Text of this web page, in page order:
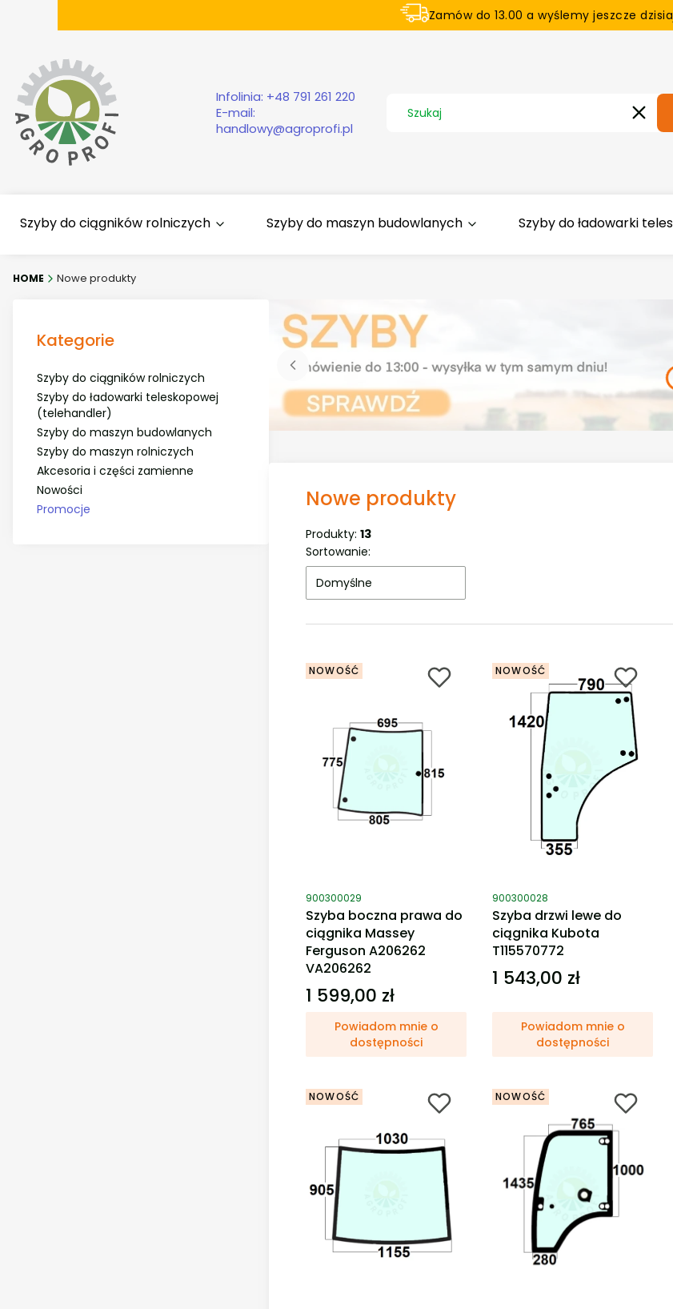
Zamów do 13.00 a wyślemy jeszcze
Infolinia: +48 791 261 220
E-mail:
handlowy@agroprofi.pl
Szyby do ciągników rolniczych Szyby do maszyn budowlanych Szyby do ładowarki
Nowe produkty
Kategorie
Szyby do ciągników rolniczych
Szyby do ładowarki teleskopowej
(telehandler)
Szyby do maszyn budowlanych
Szyby do maszyn rolniczych
Akcesoria i części zamienne
Nowości
Promocje
Nowe produkty
Produkty: 13
Lista produktów
Sortowanie:
Domyślne
NOWOŚĆ
Kod produktu
900300029
Szyba boczna prawa do
ciągnika Massey
Ferguson A206262
VA206262
Cena
1 599,00 zł
Powiadom mnie o
dostępności
NOWOŚĆ
Kod produktu
900300028
Szyba drzwi lewe do
ciągnika Kubota
T115570772
Cena
1 543,00 zł
Powiadom mnie o
dostępności
NOWOŚĆ NOWOŚĆ